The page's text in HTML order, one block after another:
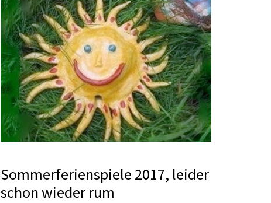
Sommerferienspiele 2017, leider
schon wieder rum